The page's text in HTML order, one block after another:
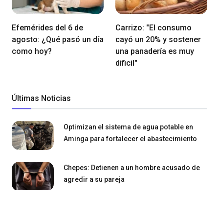
Efemérides del 6 de
agosto: ¿Qué pasó un día
como hoy?
Carrizo: "El consumo
cayó un 20% y sostener
una panadería es muy
dificil"
Últimas Noticias
Optimizan el sistema de agua potable en
Aminga para fortalecer el abastecimiento
Chepes: Detienen a un hombre acusado de
agredir a su pareja